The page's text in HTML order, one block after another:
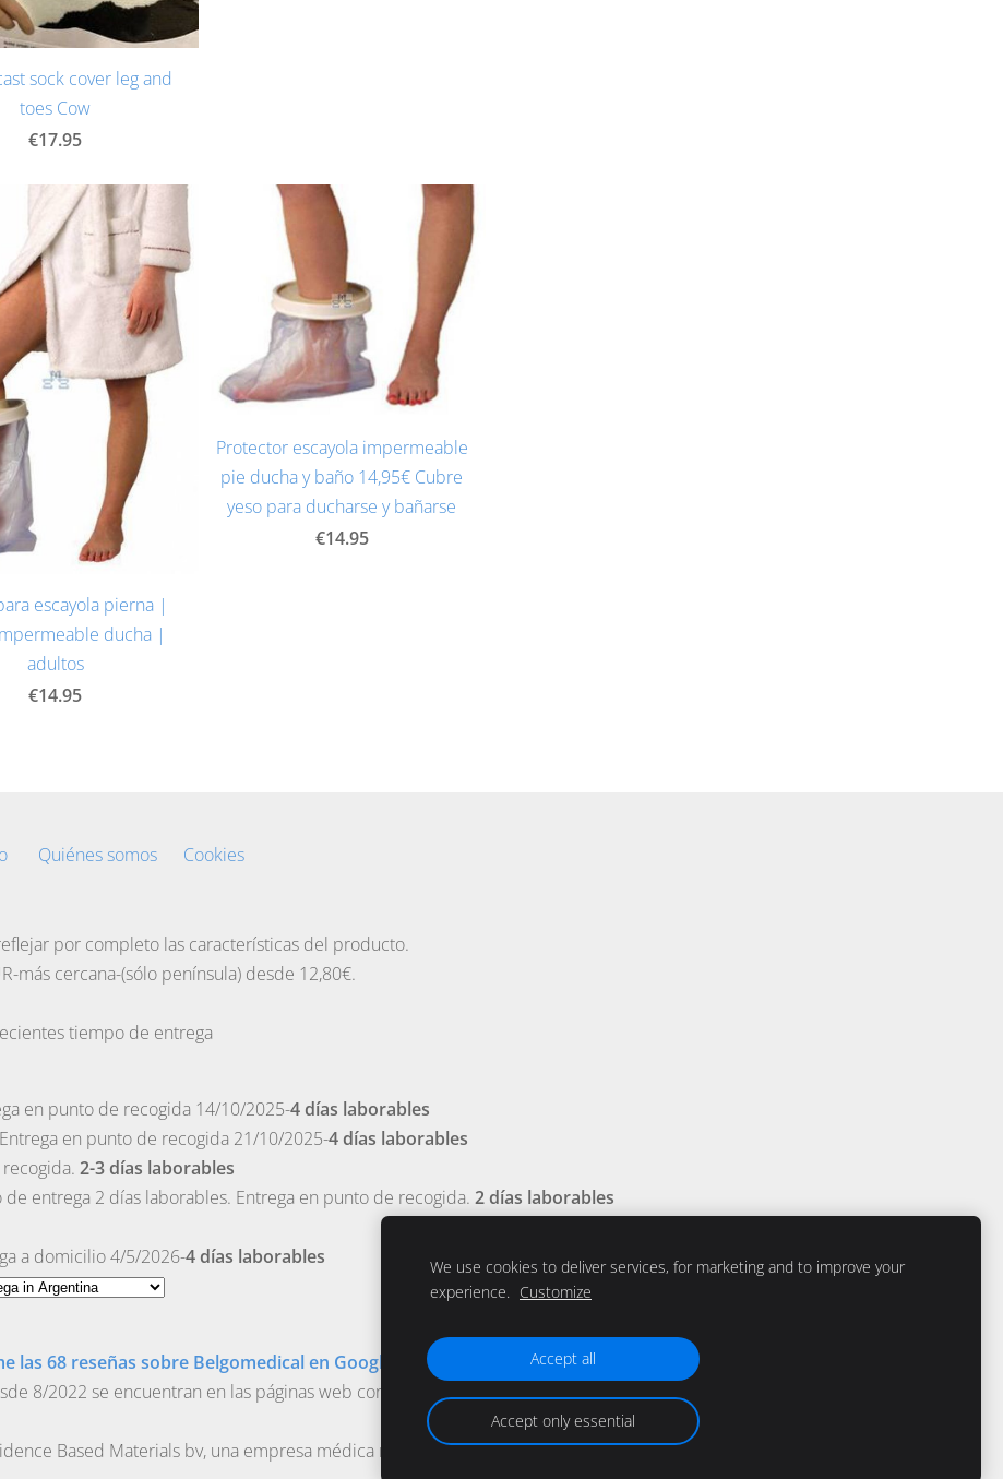
sock cover leg and
toes Cow
€17.95
escayola pierna |
ducha |
adultos
€14.95
Protector escayola impermeable
pie ducha y baño 14,95€ Cubre
yeso para ducharse y bañarse
€14.95
Quiénes somos Cookies
por completo las características del producto.
más cercana-(sólo península) desde 12,80€.
tiempo de entrega
en punto de recogida 14/10/2025-4 días laborables
en punto de recogida 21/10/2025-4 días laborables
2-3 días laborables
de entrega 2 días laborables. Entrega en punto de recogida. 2 días laborables
a domicilio 4/5/2026-4 días laborables
las 68 reseñas sobre Belgomedical en Google! de clientes
internacionales reales
8/2022 se encuentran en las páginas web correspondientes.
Based Materials bv, una empresa médica registrada con número de reconocimiento FAGG: BE/CA01/1-11763.
We use cookies to deliver services, for marketing and to improve your
experience. Customize
Accept all
Accept only essential